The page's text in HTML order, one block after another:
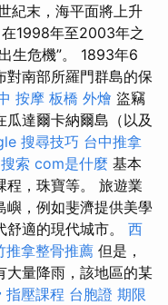
紀末，海平面將上升
在1998年至2003年之
生危機”。 1893年6
對南部所羅門群島的保
按摩 板橋 外燴 盜竊
達爾卡納爾島（以及
搜尋技巧 台中推拿
搜索 com是什麼 基本
程，珠寶等。 旅遊業
嶼，例如斐濟提供美學
適的現代城市。 西
推拿整骨推薦 但是，
大量降雨，該地區的某
指壓課程 台胞證 期限